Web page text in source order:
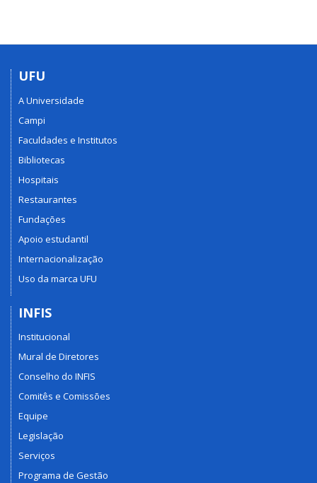
UFU
A Universidade
Campi
Faculdades e Institutos
Bibliotecas
Hospitais
Restaurantes
Fundações
Apoio estudantil
Internacionalização
Uso da marca UFU
INFIS
Institucional
Mural de Diretores
Conselho do INFIS
Comitês e Comissões
Equipe
Legislação
Serviços
Programa de Gestão